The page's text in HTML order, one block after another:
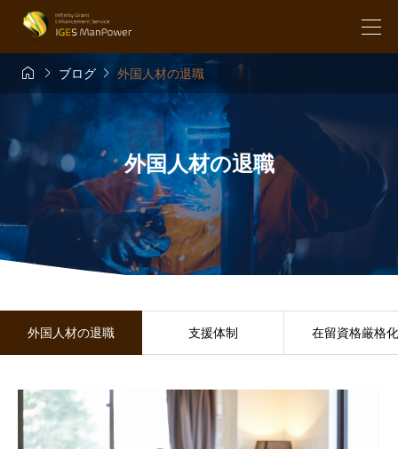
  ブログ  外国人材の退職
外国人材の退職
外国人材の退職 支援体制 在留資格厳格化